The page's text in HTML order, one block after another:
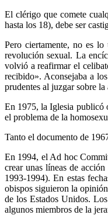
El clérigo que comete
hasta los 18), debe ser
Pero ciertamente, no es
revolución sexual. La
volvió a reafirmar el
recibido». Aconsejaba a
prudentes al juzgar sobre
En 1975, la Iglesia publicó
el problema de la
Tanto el documento de
En 1994, el Ad hoc
crear unas líneas de
1993-1994). En estas
obispos siguieron la
de los Estados Unidos.
algunos miembros de la